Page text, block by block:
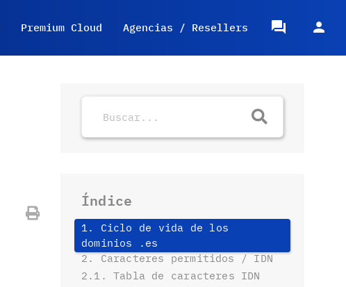
Premium Cloud Agencias / Resellers
Índice
1. Ciclo de vida de los
dominios .es
2. Caracteres permitidos / IDN
2.1. Tabla de caracteres IDN